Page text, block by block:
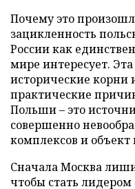
Почему это
зацикленность
России как
мире интересует.
исторические корни
практические
Польши – это
совершенно
комплексов и объект
Сначала Москва
чтобы стать лидером